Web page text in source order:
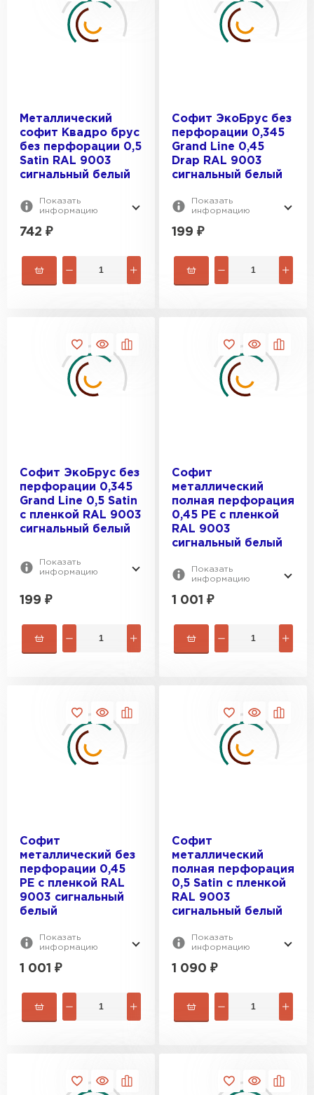
Металлический
софит Квадро брус
без перфорации 0,5
Satin RAL 9003
сигнальный белый
Показать
информацию
742 ₽
Софит ЭкоБрус без
перфорации 0,345
Grand Line 0,45
Drap RAL 9003
сигнальный белый
Показать
информацию
199 ₽
Софит ЭкоБрус без
перфорации 0,345
Grand Line 0,5 Satin
с пленкой RAL 9003
сигнальный белый
Показать
информацию
199 ₽
Софит
металлический
полная перфорация
0,45 PE с пленкой
RAL 9003
сигнальный белый
Показать
информацию
1 001 ₽
Софит
металлический без
перфорации 0,45
PE с пленкой RAL
9003 сигнальный
белый
Показать
информацию
1 001 ₽
Софит
металлический
полная перфорация
0,5 Satin с пленкой
RAL 9003
сигнальный белый
Показать
информацию
1 090 ₽
Керамическая черепица